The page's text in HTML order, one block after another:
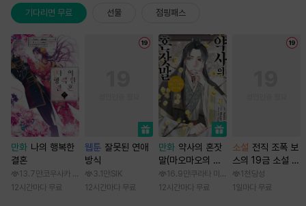
기다리면 무료 선물 점핑패스
만화 나의 행복한
결혼
13.7만 코우사카 리토 / 아기토기 아쿠미
12시간마다 무료
웹툰 잘못된 연애
방식
3.1만 SIK
12시간마다 무료
만화 약사의 혼잣
말(마오마오의 후
궁 수수께끼 풀이
수첩)
16.9만 쿠라타 미노지 / 휴우가 나츠
12시간마다 무료
소설 전직 조폭 보
스의 19금 소설 속
가정부 빙의기
1천 당성
1일마다 무료